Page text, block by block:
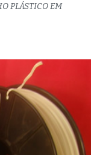
PLÁSTICO EM